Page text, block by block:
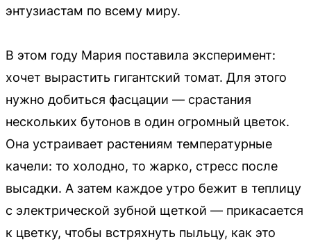
энтузиастам по всему миру.
В этом году Мария поставила эксперимент:
хочет вырастить гигантский томат. Для этого
нужно добиться фасцации — срастания
нескольких бутонов в один огромный цветок.
Она устраивает растениям температурные
качели: то холодно, то жарко, стресс после
высадки. А затем каждое утро бежит в теплицу
с электрической зубной щеткой — прикасается
к цветку, чтобы встряхнуть пыльцу, как это